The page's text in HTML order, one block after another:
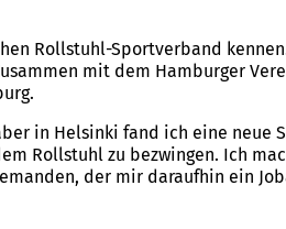
Rollstuhl-Sportverband
mit dem Hamburger
in Helsinki fand ich eine neue
Rollstuhl zu bezwingen. Ich
der mir daraufhin ein